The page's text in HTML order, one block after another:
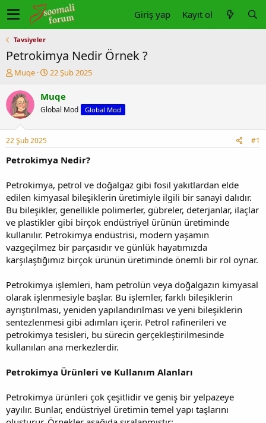
Giriş yap Kayıt ol
Tavsiyeler
Petrokimya Nedir Örnek ?
K
n
u
y
b
a
ş
t
a
n
Muqe
B
ş
a
ç
t
r
i
h
i
22 Şub 2025
Muqe
Global Mod Global Mod
22 Şub 2025 #1
Petrokimya Nedir?
Petrokimya, petrol ve doğalgaz gibi fosil yakıtlardan elde
edilen kimyasal bileşiklerin üretimiyle ilgili bir sanayi dalıdır.
Bu bileşikler, genellikle polimerler, gübreler, deterjanlar, ilaçlar
ve plastikler gibi birçok endüstriyel ürünün üretiminde
kullanılır. Petrokimya endüstrisi, modern yaşamın
vazgeçilmez bir parçasıdır ve günlük hayatımızda
karşılaştığımız birçok ürünün üretiminde önemli bir rol oynar.
Petrokimya işlemleri, ham petrolün veya doğalgazın kimyasal
olarak işlenmesiyle başlar. Bu işlemler, farklı bileşiklerin
ayrıştırılması, yeniden yapılandırılması ve yeni bileşiklerin
sentezlenmesi gibi adımları içerir. Petrol rafinerileri ve
petrokimya tesisleri, bu sürecin gerçekleştirilmesinde
kullanılan ana merkezlerdir.
Petrokimya Ürünleri ve Kullanım Alanları
Petrokimya ürünleri çok çeşitlidir ve geniş bir yelpazeye
yayılır. Bunlar, endüstriyel üretimin temel yapı taşlarını